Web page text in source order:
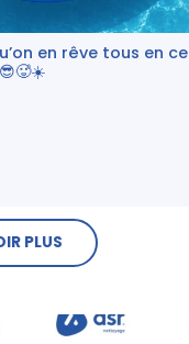
en rêve tous en ce
PLUS